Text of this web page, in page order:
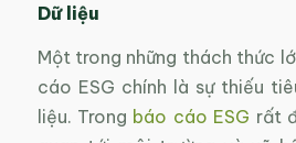
Dữ liệu
Một trong những thách thức
cáo ESG chính là sự thiếu
liệu. Trong báo cáo ESG rất